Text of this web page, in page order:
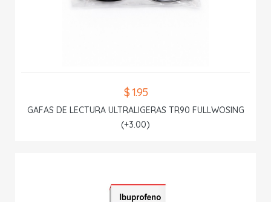
$ 1.95
GAFAS DE LECTURA ULTRALIGERAS TR90 FULLWOSING
(+3.00)